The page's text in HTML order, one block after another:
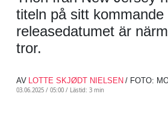
titeln på sitt kommande
releasedatumet är
tror.
AV LOTTE SKJØDT NIELSEN / FOTO:
03.06.2025 / 05:00 / Lästid: 3 min